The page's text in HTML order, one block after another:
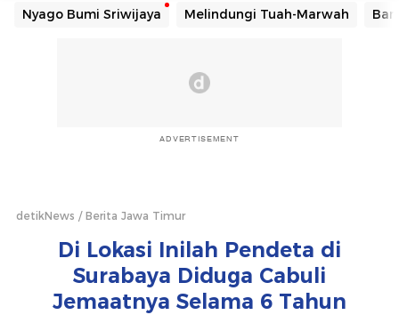
Nyago Bumi Sriwijaya Melindungi Tuah-Marwah
ADVERTISEMENT
detikNews Berita Jawa Timur
Di Lokasi Inilah Pendeta di
Surabaya Diduga Cabuli
Jemaatnya Selama 6 Tahun